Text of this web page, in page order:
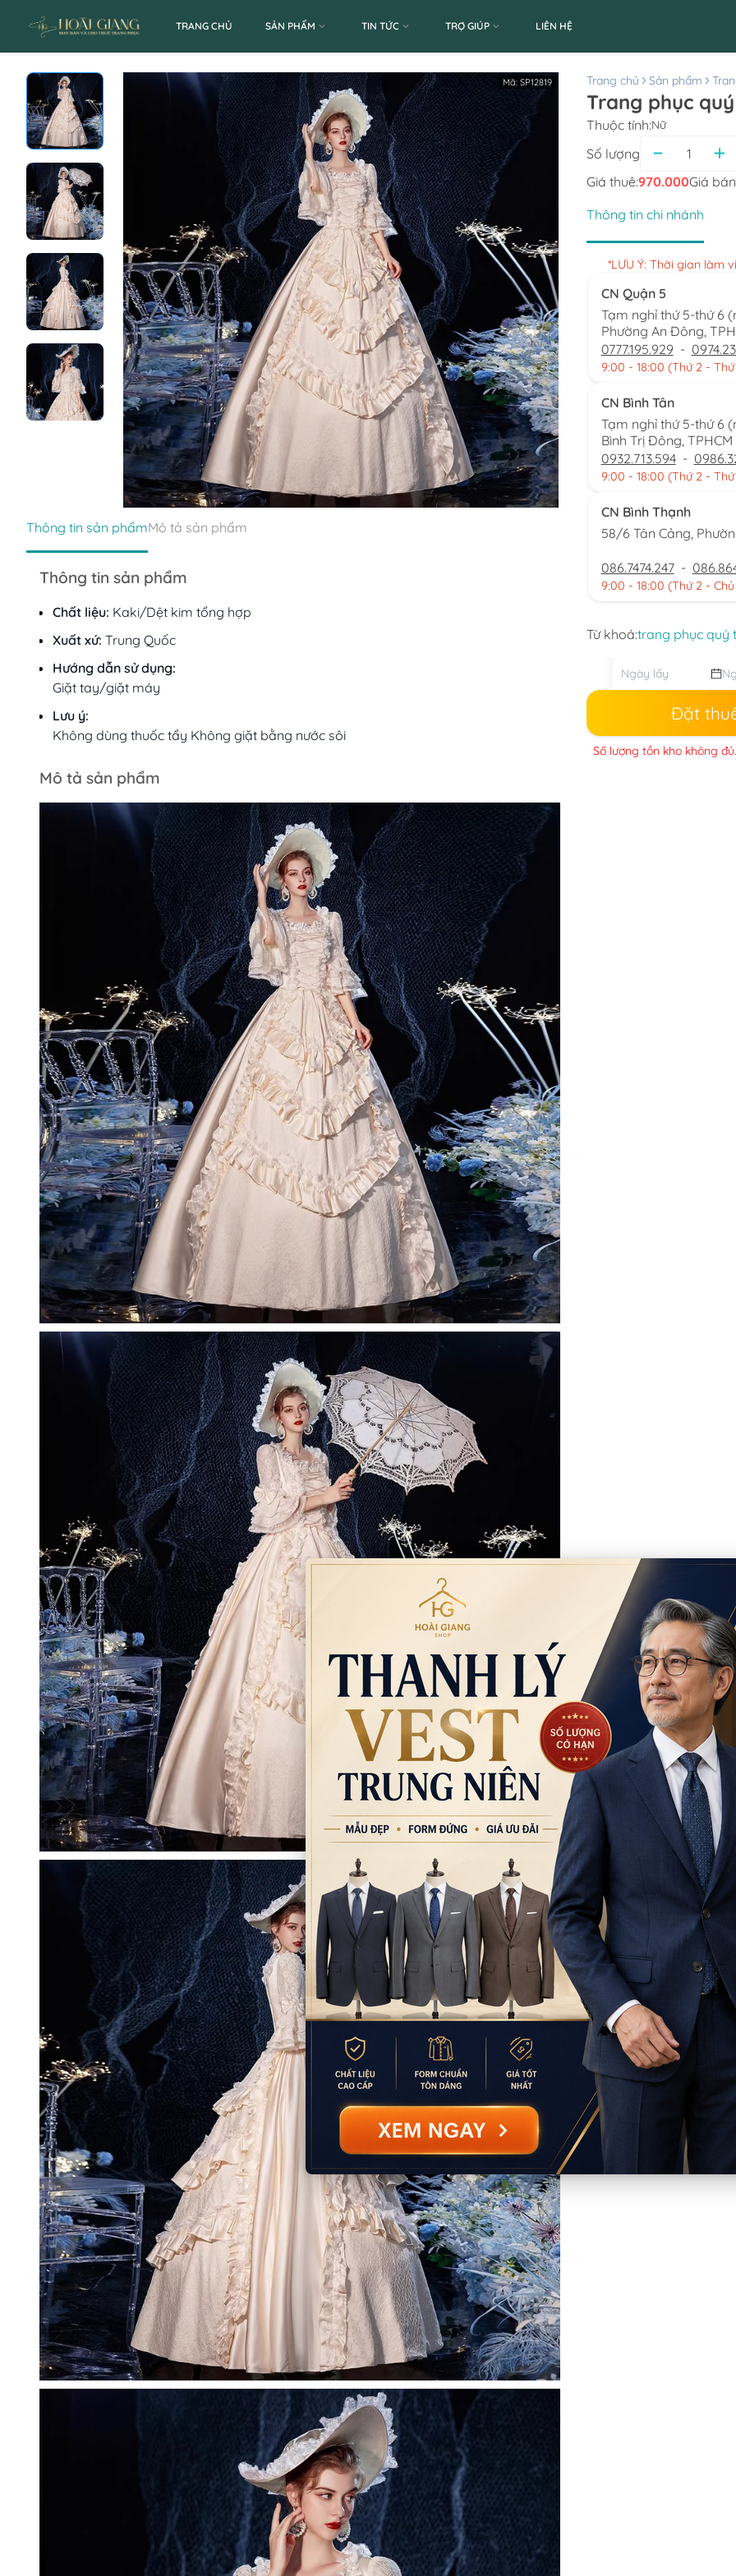
TRANG CHỦ SẢN PHẨM TIN TỨC TRỢ GIÚP LIÊN HỆ
Mã: SP12819
Thông tin sản phẩmMô tả sản phẩm
Thông tin sản phẩm
Chất liệu: Kaki/Dệt kim tổng hợp
Xuất xứ: Trung Quốc
Hướng dẫn sử dụng:
Giặt tay/giặt máy
Lưu ý:
Không dùng thuốc tẩy Không giặt bằng nước sôi
Mô tả sản phẩm
Trang chủ Sản phẩm
Trang phục
Thuộc tính:Nữ
Số lượng
Giá thuê:970.000Giá
Thông tin chi nhánh
*LƯU Ý: Thời gian làm
CN Quận 5
Tạm nghỉ thứ 5-thứ 6
Phường An Đông,
0777.195.929 -
9:00 - 18:00 (Thứ 2 - Thứ
CN Bình Tân
Tạm nghỉ thứ 5-thứ 6
Bình Trị Đông, TPHCM
0932.713.594 -
9:00 - 18:00 (Thứ 2 - Thứ
CN Bình Thạnh
58/6 Tân Cảng,
086.7474.247 -
9:00 - 18:00 (Thứ 2 -
Từ khoá:trang phục quý
Đặt
Số lượng tồn kho không đủ.